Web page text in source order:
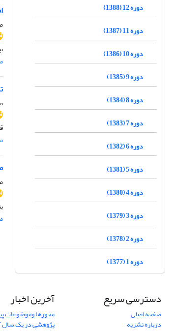
دوره 12 (1388)
دوره 11 (1387)
دوره 10 (1386)
دوره 9 (1385)
دوره 8 (1384)
دوره 7 (1383)
دوره 6 (1382)
دوره 5 (1381)
دوره 4 (1380)
دوره 3 (1379)
دوره 2 (1378)
دوره 1 (1377)
دسترسی سریع
صفحه اصلی
درباره نشریه
آخرین اخبار
محورها وموضوعات
پژوهشی در یک